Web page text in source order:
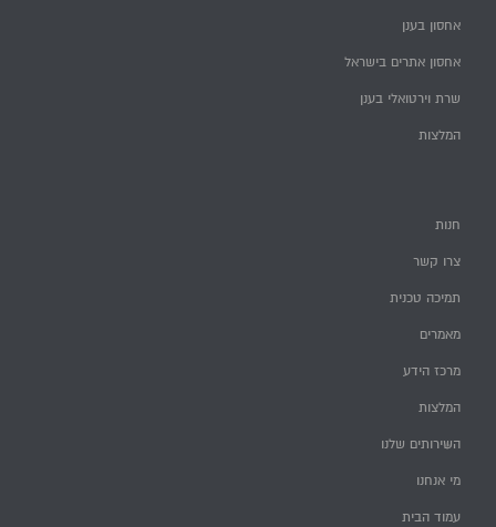
אחסון בענן
אחסון אתרים בישראל
שרת וירטואלי בענן
המלצות
חנות
צרו קשר
תמיכה טכנית
מאמרים
מרכז הידע
המלצות
השירותים שלנו
מי אנחנו
עמוד הבית